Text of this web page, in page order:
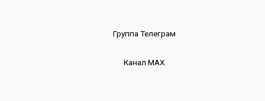
Группа Телеграм
Канал МАХ